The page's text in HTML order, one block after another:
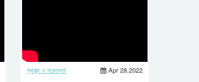
স্বাস্থ্য ও সচেতনতা Apr 28,2022